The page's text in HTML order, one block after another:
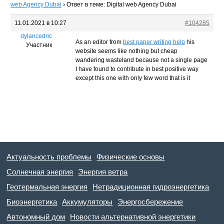
web Agency Dubai › Ответ в теме: Digital web Agency Dubai
11.01.2021 в 10:27
#104285
dylancedric
Участник
As an editor from best paper writing helphis
website seems like nothing but cheap
wandering wasteland because not a single page
I have found to contribute in best positive way
except this one with only few word that is it
Актуальность проблемы
Физические основы
Солнечная энергия
Энергия ветра
Геотермальная энергия
Нетрадиционная гидроэнергетика
Биоэнергетика
Аккумуляторы
Энергосбережение
Автономный дом
Новости альтернативной энергетики